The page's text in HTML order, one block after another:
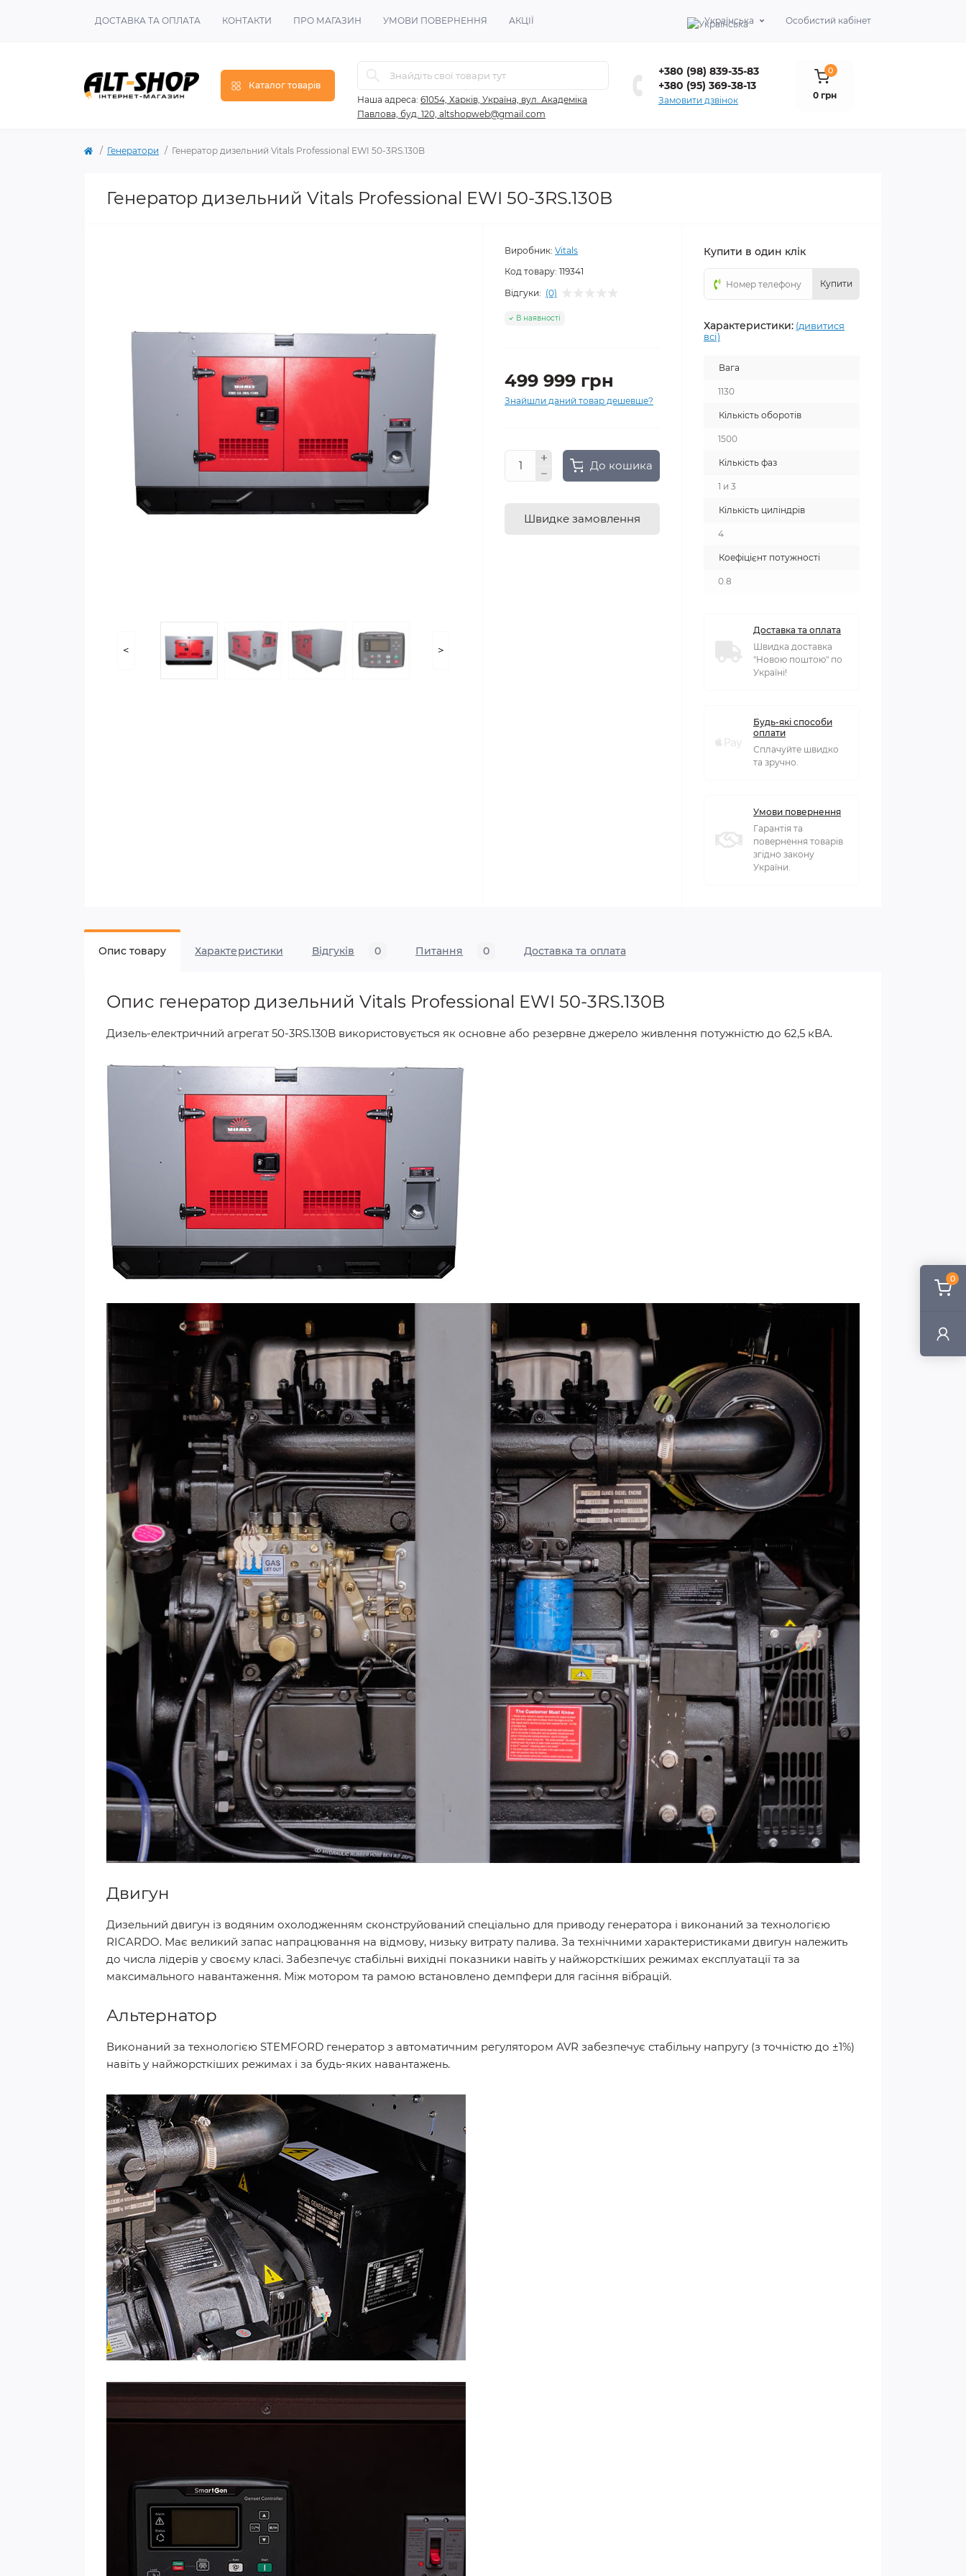
0
ДОСТАВКА ТА ОПЛАТА КОНТАКТИ ПРО МАГАЗИН УМОВИ ПОВЕРНЕННЯ АКЦІЇ Українська Особистий кабінет
Каталог товарів
Наша адреса: 61054, Харків, Україна, вул. Академіка
Павлова, буд. 120, altshopweb@gmail.com
+380 (98) 839-35-83
+380 (95) 369-38-13
Замовити дзвінок
0
0 грн
Генератори Генератор дизельний Vitals Professional EWI 50-3RS.130B
Генератор дизельний Vitals Professional EWI 50-3RS.130B
< >
Виробник: Vitals
Код товару: 119341
Відгуки: (0)
В наявності
499 999 грн
Знайшли даний товар дешевше?
До кошика
Швидке замовлення
Купити в один клік
Купити
Характеристики: (дивитися
всі)
Вага
1130
Кількість оборотів
1500
Кількість фаз
1 и 3
Кількість циліндрів
4
Коефіцієнт потужності
0.8
Доставка та оплата
Швидка доставка
"Новою поштою" по
Україні!
Будь-які способи
оплати
Сплачуйте швидко
та зручно.
Умови повернення
Гарантія та
повернення товарів
згідно закону
України.
Опис товару Характеристики Відгуків 0 Питання 0 Доставка та оплата
Опис генератор дизельний Vitals Professional EWI 50-3RS.130B
Дизель-електричний агрегат 50-3RS.130B використовується як основне або резервне джерело живлення потужністю до 62,5 кВА.
Двигун
Дизельний двигун із водяним охолодженням сконструйований спеціально для приводу генератора і виконаний за технологією
RICARDO. Має великий запас напрацювання на відмову, низьку витрату палива. За технічними характеристиками двигун належить
до числа лідерів у своєму класі. Забезпечує стабільні вихідні показники навіть у найжорсткіших режимах експлуатації та за
максимального навантаження. Між мотором та рамою встановлено демпфери для гасіння вібрацій.
Альтернатор
Виконаний за технологією STEMFORD генератор з автоматичним регулятором AVR забезпечує стабільну напругу (з точністю до ±1%)
навіть у найжорсткіших режимах і за будь-яких навантажень.